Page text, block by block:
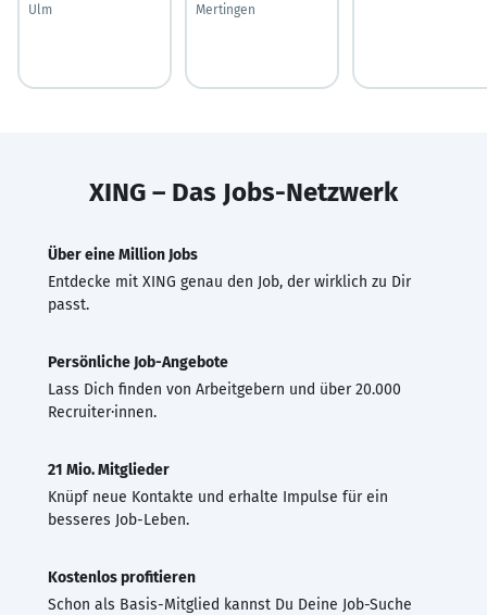
Ulm
Mertingen
XING – Das Jobs-Netzwerk
Über eine Million Jobs
Entdecke mit XING genau den Job, der wirklich zu Dir
passt.
Persönliche Job-Angebote
Lass Dich finden von Arbeitgebern und über 20.000
Recruiter·innen.
21 Mio. Mitglieder
Knüpf neue Kontakte und erhalte Impulse für ein
besseres Job-Leben.
Kostenlos profitieren
Schon als Basis-Mitglied kannst Du Deine Job-Suche